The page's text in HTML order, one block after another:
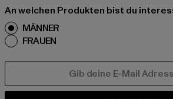
An welchen Produkten bist du
MÄNNER
FRAUEN